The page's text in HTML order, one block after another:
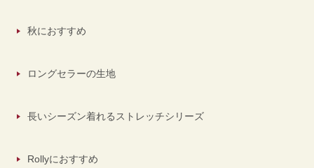
秋におすすめ
ロングセラーの生地
長いシーズン着れるストレッチシリーズ
Rollyにおすすめ